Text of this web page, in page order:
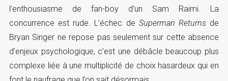
l’enthousiasme de fan-boy d’un Sam Raimi. La
concurrence est rude. L’échec de Superman Returns de
Bryan Singer ne repose pas seulement sur cette absence
d’enjeux psychologique, c’est une débâcle beaucoup plus
complexe liée à une multiplicité de choix hasardeux qui en